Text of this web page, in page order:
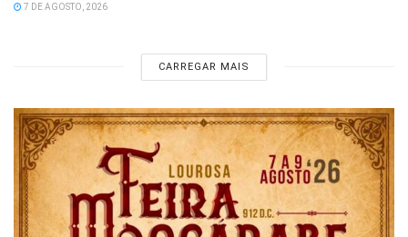
7 DE AGOSTO, 2026
CARREGAR MAIS